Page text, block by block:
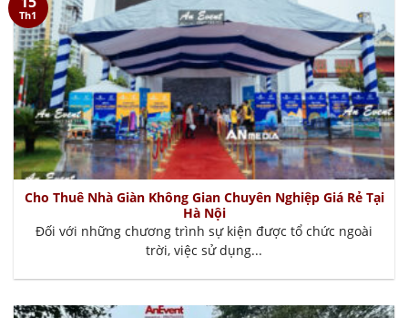
Cho Thuê Nhà Giàn Không Gian Chuyên Nghiệp Giá Rẻ Tại
Hà Nội
Đối với những chương trình sự kiện được tổ chức ngoài
trời, việc sử dụng...
Th1